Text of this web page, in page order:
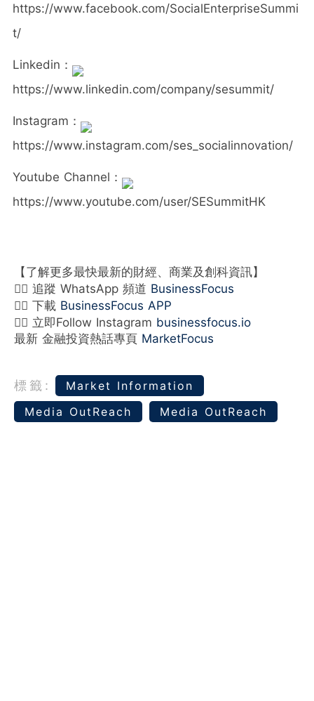
https://www.facebook.com/SocialEnterpriseSummi
t/
Linkedin：
https://www.linkedin.com/company/sesummit/
Instagram：
https://www.instagram.com/ses_socialinnovation/
Youtube Channel：
https://www.youtube.com/user/SESummitHK
【了解更多最快最新的財經、商業及創科資訊】
👉🏻 追蹤 WhatsApp 頻道 BusinessFocus
👉🏻 下載 BusinessFocus APP
👉🏻 立即Follow Instagram businessfocus.io
最新 金融投資熱話專頁 MarketFocus
標籤:
Market Information
Media OutReach
Media OutReach